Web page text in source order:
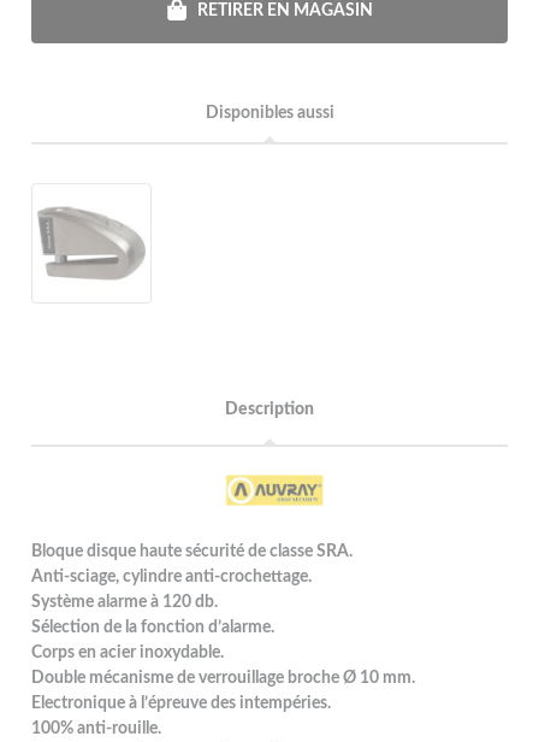
RETIRER EN MAGASIN
Disponibles aussi
Description
Bloque disque haute sécurité de classe SRA.
Anti-sciage, cylindre anti-crochettage.
Système alarme à 120 db.
Sélection de la fonction d’alarme.
Corps en acier inoxydable.
Double mécanisme de verrouillage broche Ø 10 mm.
Electronique à l’épreuve des intempéries.
100% anti-rouille.